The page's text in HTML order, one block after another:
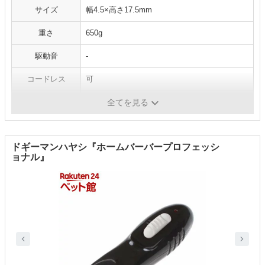
サイズ 幅4.5×高さ17.5mm
重さ 650g
駆動音 -
コードレス 可
全てを見る
ドギーマンハヤシ『ホームバーバープロフェッシ
ョナル』